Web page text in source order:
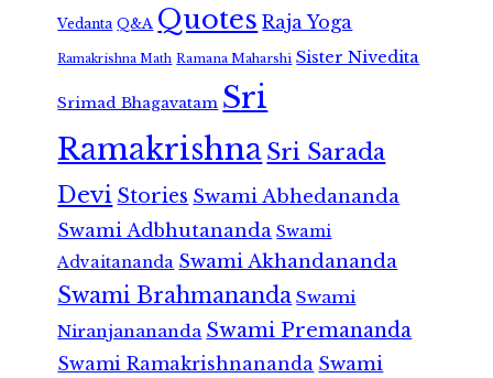
Vedanta Q&A Quotes Raja Yoga
Ramakrishna Math Ramana Maharshi Sister Nivedita
Srimad Bhagavatam Sri
RamakrishnaSri Sarada
Devi Stories Swami Abhedananda
Swami Adbhutananda Swami
Advaitananda Swami Akhandananda
Swami Brahmananda Swami
Niranjanananda Swami Premananda
Swami Ramakrishnananda Swami